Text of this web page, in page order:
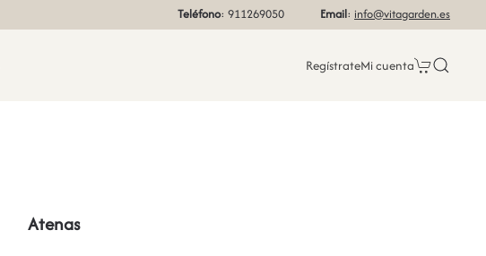
Teléfono: 911269050 Email: info@vitagarden.es
RegístrateMi cuenta
Atenas